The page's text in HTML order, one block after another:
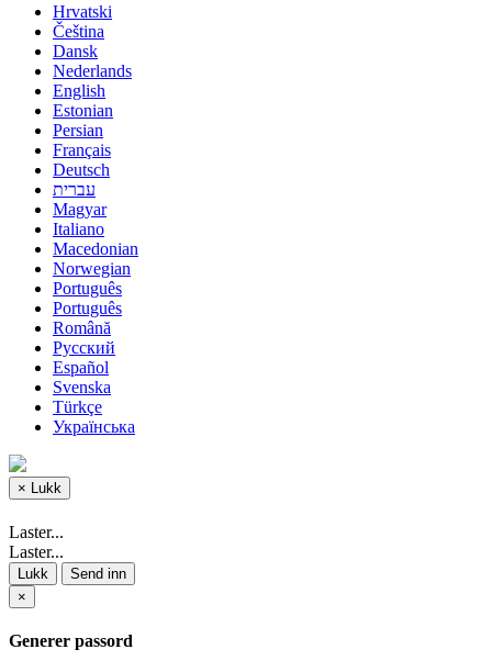
Hrvatski
Čeština
Dansk
Nederlands
English
Estonian
Persian
Français
Deutsch
עברית
Magyar
Italiano
Macedonian
Norwegian
Português
Português
Română
Русский
Español
Svenska
Türkçe
Українська
× Lukk
Laster...
Laster...
Lukk
Send inn
×
Generer passord